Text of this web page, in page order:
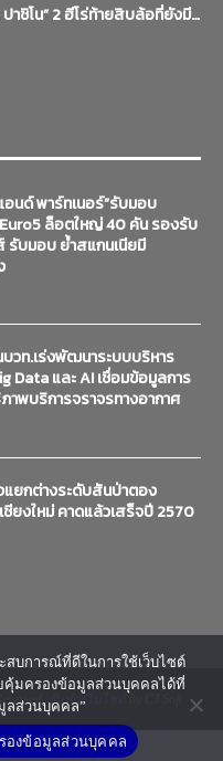
ปาชิโน” 2 ฮีโร่ท้ายสิบล้อที่ยังมี…
นด์ พาร์ทเนอร์”รับมอบ
ล็อตใหญ่ 40 คัน รองรับ
รับมอบ ย้ำสแกนเนียมี
วท.เร่งพัฒนาระบบบริหาร
Data และ AI เชื่อมข้อมูลการ
าพบริการจราจรทางอากาศ
แยกต่างระดับสันป่าตอง
ยงใหม่ คาดแล้วเสร็จปี 2570
รับทำเว็บไซต์
สบการณ์ที่ดีในการใช้เว็บไซต์
คุ้มครองข้อมูลส่วนบุคคลได้ที่
ลส่วนบุคคล”
องข้อมูลส่วนบุคคล